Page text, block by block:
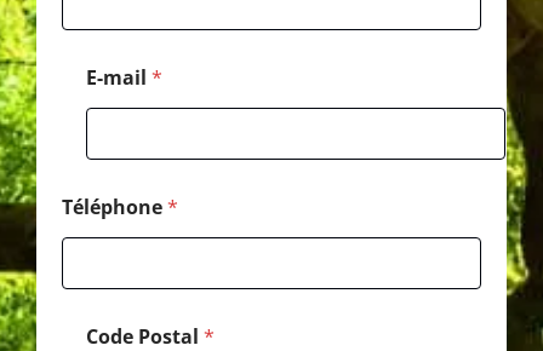
E-mail *
m
i
l
E
-
m
a
i
l
Téléphone*
Code Postal *